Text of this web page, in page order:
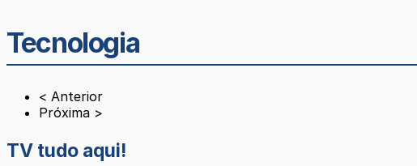
Tecnologia
< Anterior
Próxima >
TV tudo aqui!